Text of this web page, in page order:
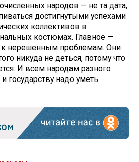
народов — не та дата,
достигнутыми успеха­ми
кол­лективов в
костюмах. Главное —
к нерешенным проблемам. Они
никуда не деться, потому что
И всем народам разного
государству надо уметь